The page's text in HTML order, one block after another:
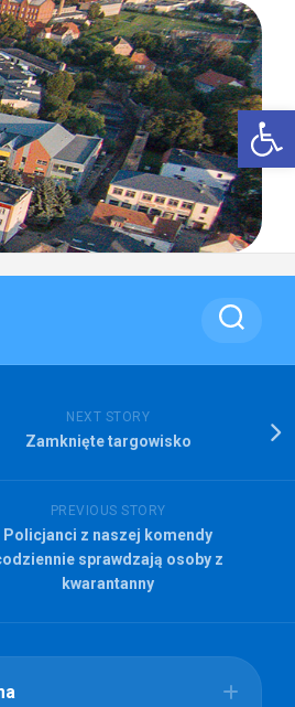
NEXT STORY
Zamknięte targowisko
PREVIOUS STORY
Policjanci z naszej komendy
sprawdzają osoby z
kwarantanny